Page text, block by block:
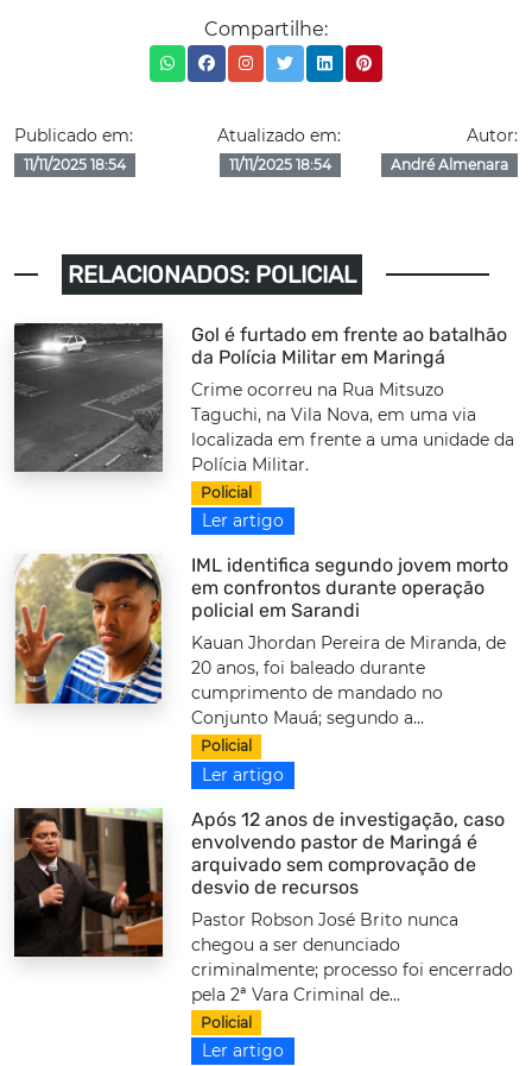
Compartilhe:
Publicado em:
11/11/2025 18:54
Atualizado em:
11/11/2025 18:54
Autor:
André Almenara
RELACIONADOS: POLICIAL
Gol é furtado em frente ao batalhão
da Polícia Militar em Maringá
Crime ocorreu na Rua Mitsuzo
Taguchi, na Vila Nova, em uma via
localizada em frente a uma unidade da
Polícia Militar.
Policial
Ler artigo
IML identifica segundo jovem morto
em confrontos durante operação
policial em Sarandi
Kauan Jhordan Pereira de Miranda, de
20 anos, foi baleado durante
cumprimento de mandado no
Conjunto Mauá; segundo a...
Policial
Ler artigo
Após 12 anos de investigação, caso
envolvendo pastor de Maringá é
arquivado sem comprovação de
desvio de recursos
Pastor Robson José Brito nunca
chegou a ser denunciado
criminalmente; processo foi encerrado
pela 2ª Vara Criminal de...
Policial
Ler artigo